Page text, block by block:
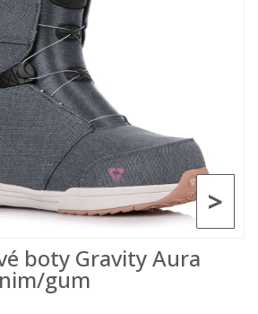
>
boty Gravity Aura
gum